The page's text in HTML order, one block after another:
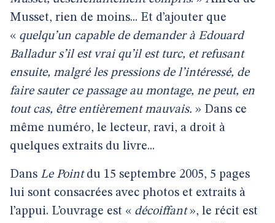
Musset, rien de moins... Et d’ajouter que
« quelqu’un capable de demander à Edouard
Balladur s’il est vrai qu’il est turc, et refusant
ensuite, malgré les pressions de l’intéressé, de
faire sauter ce passage au montage, ne peut, en
tout cas, être entièrement mauvais. » Dans ce
même numéro, le lecteur, ravi, a droit à
quelques extraits du livre...
Dans Le Pointdu 15 septembre 2005, 5 pages
lui sont consacrées avec photos et extraits à
l’appui. L’ouvrage est « décoiffant», le récit est